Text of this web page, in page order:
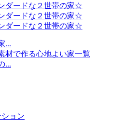
...
材で作る心地よい家一覧
...
ョン